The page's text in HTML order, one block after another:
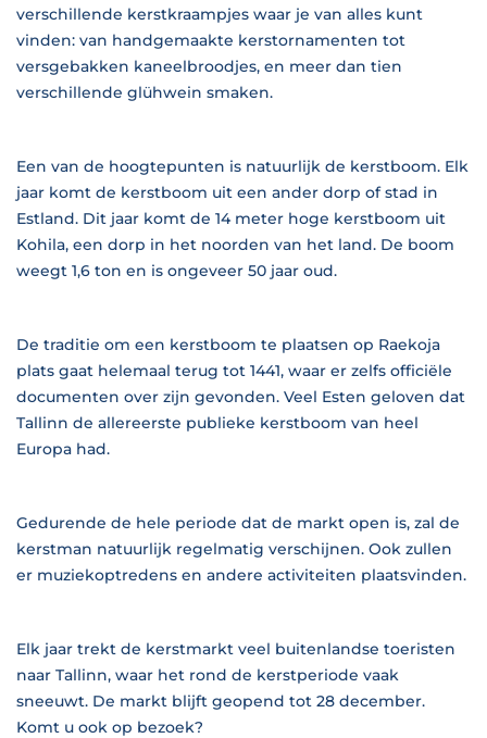
verschillende kerstkraampjes waar je van alles kunt
vinden: van handgemaakte kerstornamenten tot
versgebakken kaneelbroodjes, en meer dan tien
verschillende glühwein smaken.
Een van de hoogtepunten is natuurlijk de kerstboom. Elk
jaar komt de kerstboom uit een ander dorp of stad in
Estland. Dit jaar komt de 14 meter hoge kerstboom uit
Kohila, een dorp in het noorden van het land. De boom
weegt 1,6 ton en is ongeveer 50 jaar oud.
De traditie om een kerstboom te plaatsen op Raekoja
plats gaat helemaal terug tot 1441, waar er zelfs officiële
documenten over zijn gevonden. Veel Esten geloven dat
Tallinn de allereerste publieke kerstboom van heel
Europa had.
Gedurende de hele periode dat de markt open is, zal de
kerstman natuurlijk regelmatig verschijnen. Ook zullen
er muziekoptredens en andere activiteiten plaatsvinden.
Elk jaar trekt de kerstmarkt veel buitenlandse toeristen
naar Tallinn, waar het rond de kerstperiode vaak
sneeuwt. De markt blijft geopend tot 28 december.
Komt u ook op bezoek?